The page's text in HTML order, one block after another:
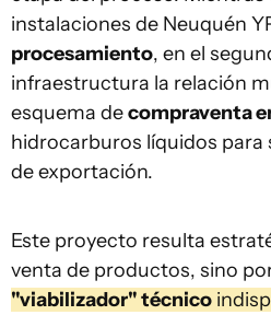
instalaciones de Neuquén
procesamiento, en el
infraestructura la relación
esquema decompraventa
hidrocarburos líquidos para
de exportación.
Este proyecto resulta
venta de productos, sino
"viabilizador" técnico